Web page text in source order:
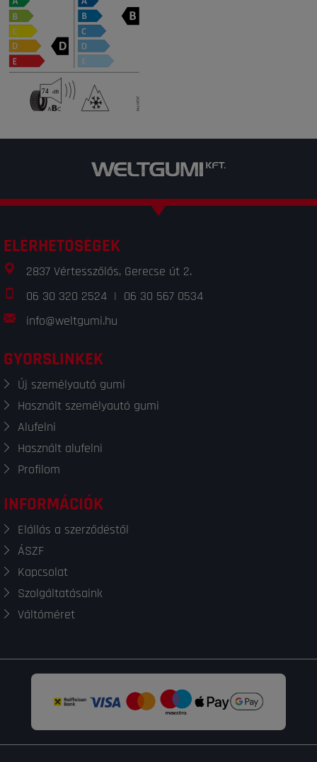
ELÉRHETŐSÉGEK
2837 Vértesszőlős, Gerecse út 2.
06 30 320 2524 | 06 30 567 0534
info@weltgumi.hu
GYORSLINKEK
Új személyautó gumi
Használt személyautó gumi
Alufelni
Használt alufelni
Profilom
INFORMÁCIÓK
Elállás a szerződéstől
ÁSZF
Kapcsolat
Szolgáltatásaink
Váltóméret